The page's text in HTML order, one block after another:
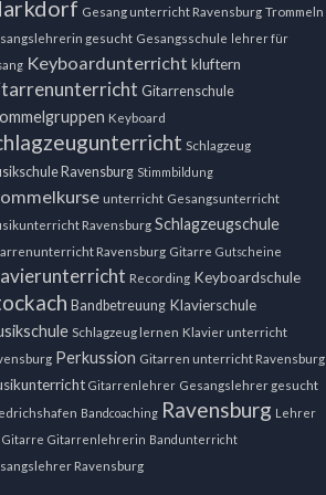
Gesang unterricht Ravensburg Trommeln
gesucht Gesangsschule lehrer für
Keyboardunterricht kluftern
Gitarrenschule
Keyboard
Schlagzeug
Ravensburg Stimmbildung
unterricht Gesangsunterricht
Ravensburg Schlagzeugschule
Ravensburg Gitarre Gutscheine
Recording Keyboardschule
Bandbetreuung Klavierschule
Schlagzeug lernen Klavier unterricht
Perkussion Gitarren unterricht Ravensburg
Gitarrenlehrer Gesangslehrer gesucht
Bandcoaching Ravensburg Lehrer
Gitarrenlehrerin Bandunterricht
Ravensburg